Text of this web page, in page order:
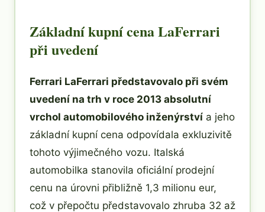
Základní kupní cena LaFerrari
při uvedení
Ferrari LaFerrari představovalo při svém
uvedení na trh v roce 2013 absolutní
vrchol automobilového inženýrství a jeho
základní kupní cena odpovídala exkluzivitě
tohoto výjimečného vozu. Italská
automobilka stanovila oficiální prodejní
cenu na úrovni přibližně 1,3 milionu eur,
což v přepočtu představovalo zhruba 32 až